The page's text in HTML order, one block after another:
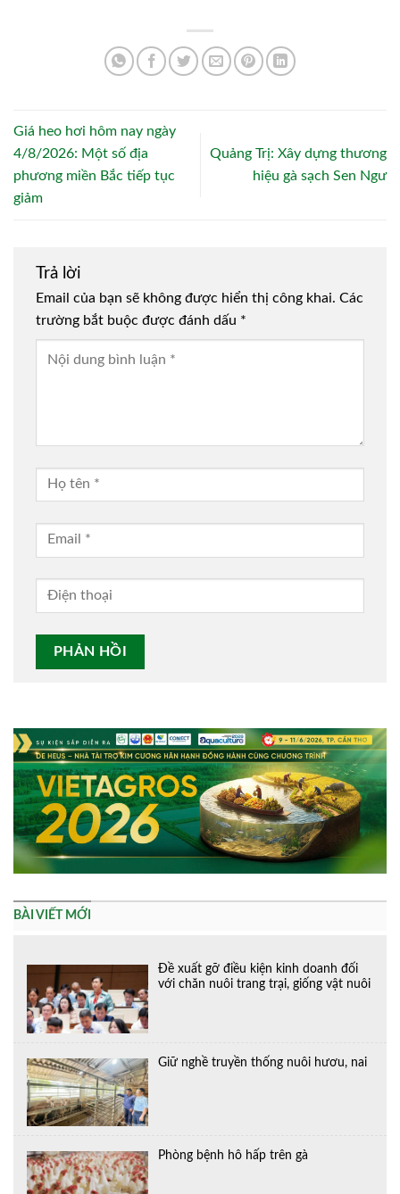
Giá heo hơi hôm nay ngày
4/8/2026: Một số địa
phương miền Bắc tiếp tục
giảm
Quảng Trị: Xây dựng thương
hiệu gà sạch Sen Ngư
Trả lời
Email của bạn sẽ không được hiển thị công khai. Các
trường bắt buộc được đánh dấu *
BÀI VIẾT MỚI
Đề xuất gỡ điều kiện kinh doanh đối
với chăn nuôi trang trại, giống vật nuôi
Giữ nghề truyền thống nuôi hươu, nai
Phòng bệnh hô hấp trên gà